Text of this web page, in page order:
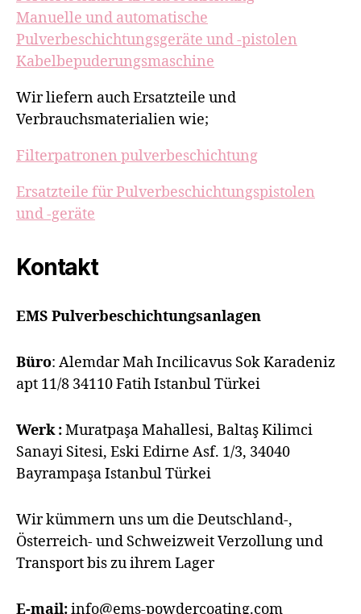
Manuelle und automatische
Pulverbeschichtungsgeräte und -pistolen
Kabelbepuderungsmaschine
Wir liefern auch Ersatzteile und
Verbrauchsmaterialien wie;
Filterpatronen pulverbeschichtung
Ersatzteile für Pulverbeschichtungspistolen
und -geräte
Kontakt
EMS Pulverbeschichtungsanlagen
Büro: Alemdar Mah Incilicavus Sok Karadeniz
apt 11/8 34110 Fatih Istanbul Türkei
Werk :Muratpaşa Mahallesi, Baltaş Kilimci
Sanayi Sitesi, Eski Edirne Asf. 1/3, 34040
Bayrampaşa Istanbul Türkei
Wir kümmern uns um die Deutschland-,
Österreich- und Schweizweit Verzollung und
Transport bis zu ihrem Lager
E-mail:info@ems-powdercoating.com